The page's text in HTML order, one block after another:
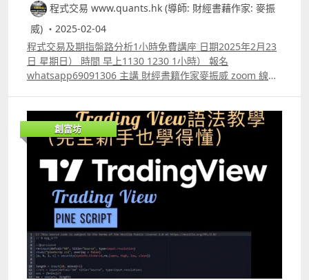
程式交易 www.quants.hk (導師: 財經書藉作家: 麥振
威) ・2025-02-04
程式交易及期指盤路分析1小時免費講座 日期2025年2月23
日 星期日） 時間 早上1130 1230 1小時） 報名
whatsapp69091306 主講 財經書籍作家麥振威 zoom 線上
Footprint chart教學及用trading view自制Footprint chart
方法 4.如何快速將pine script寫的交易策略轉為python版
本 5.如何快速學懂用python寫運用排盤市場深度數據的交
易策略autotrade 6.期指盤路分析原理講解 報名whatspp
69091306 或電郵paul.mark881@gmail.com
創富坊